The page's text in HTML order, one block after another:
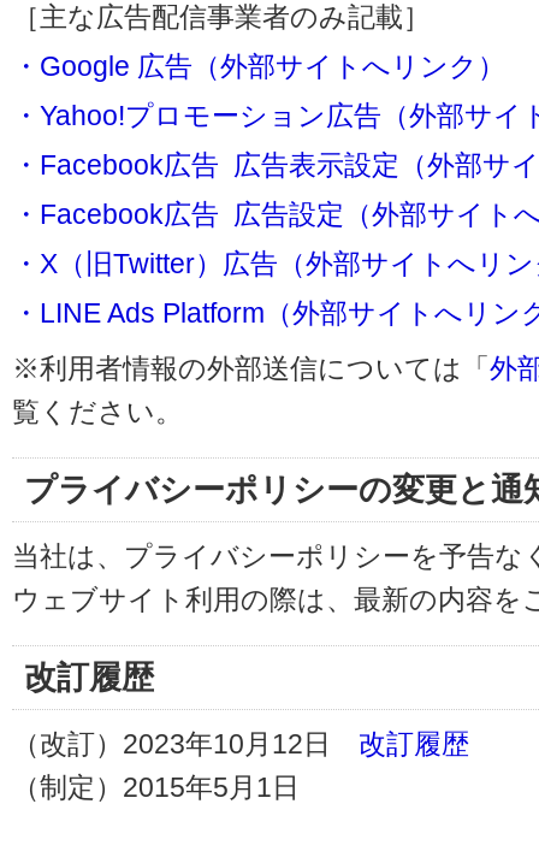
［主な広告配信事業者のみ記載］
・Google 広告（外部サイトへリンク）
・Yahoo!プロモーション広告（外部サイ
・Facebook広告 広告表示設定（外部サ
・Facebook広告 広告設定（外部サイト
・X（旧Twitter）広告（外部サイトへリ
・LINE Ads Platform（外部サイトへリン
※利用者情報の外部送信については「外
覧ください。
プライバシーポリシーの変更と通
当社は、プライバシーポリシーを予告
ウェブサイト利用の際は、最新の内容を
改訂履歴
（改訂）2023年10月12日 改訂履歴
（制定）2015年5月1日